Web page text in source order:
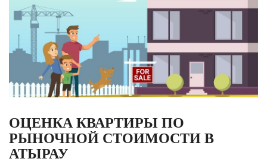
ОЦЕНКА КВАРТИРЫ ПО
РЫНОЧНОЙ СТОИМОСТИ В
АТЫРАУ